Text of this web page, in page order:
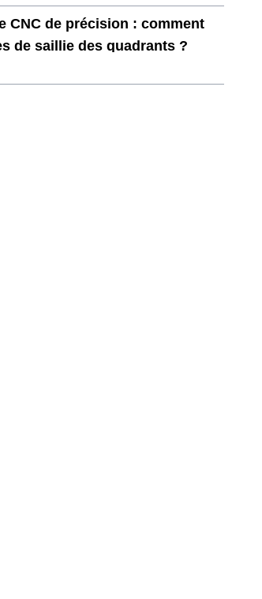
CNC de précision : comment
de saillie des quadrants ?